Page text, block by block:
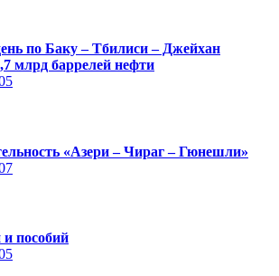
по Баку – Тбилиси – Джейхан
млрд баррелей нефти
«Азери – Чираг – Гюнешли»
и пособий